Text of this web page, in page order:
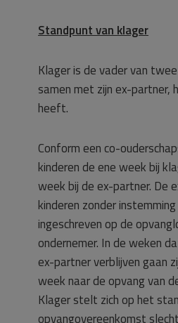
Standpunt van klager
Klager is de vader van
samen met zijn ex-partner,
heeft.
Conform een co-
kinderen de ene week bij
week bij de ex-partner. De
kinderen zonder
ingeschreven op de
ondernemer. In de weken
ex-partner verblijven gaan
week naar de opvang van
Klager stelt zich op het
opvangovereenkomst